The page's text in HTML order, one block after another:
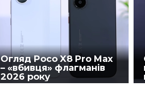
Огляд Poco X8 Pro Max
– «вбивця» флагманів
2026 року